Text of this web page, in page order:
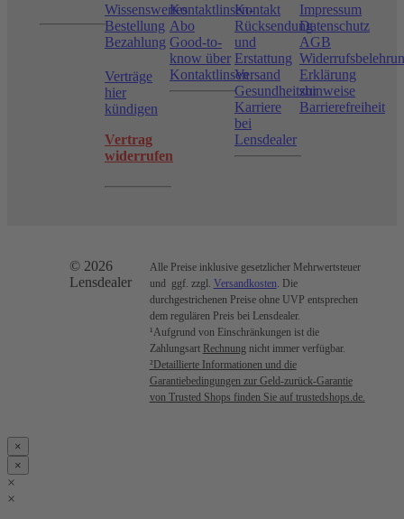
Wissenswertes
Bestellung
Bezahlung
Verträge
hier
kündigen
Vertrag
widerrufen
Kontaktlinsen-
Abo
Good-to-
know über
Kontaktlinsen
Kontakt
Rücksendung
und
Erstattung
Versand
Gesundheitshinweise
Karriere
bei
Lensdealer
Impressum
Datenschutz
AGB
Erklärung
zur
Barrierefreiheit
© 2026
Lensdealer
Alle Preise inklusive gesetzlicher Mehrwertsteuer
und ggf. zzgl. Versandkosten . Die
durchgestrichenen Preise ohne UVP entsprechen
dem regulären Preis bei Lensdealer.
¹Aufgrund von Einschränkungen ist die
Zahlungsart Rechnung nicht immer verfügbar.
²Detaillierte Informationen und die
Garantiebedingungen zur Geld-zurück-Garantie
von Trusted Shops finden Sie auf trustedshops.de.
×
×
×
×